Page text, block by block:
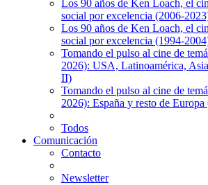
Los 90 años de Ken Loach, el
social por excelencia (2006-
Los 90 años de Ken Loach, el
social por excelencia (1994-
Tomando el pulso al cine de
2026): USA, Latinoamérica,
II)
Tomando el pulso al cine de
2026): España y resto de Europa
Todos
Comunicación
Contacto
Newsletter